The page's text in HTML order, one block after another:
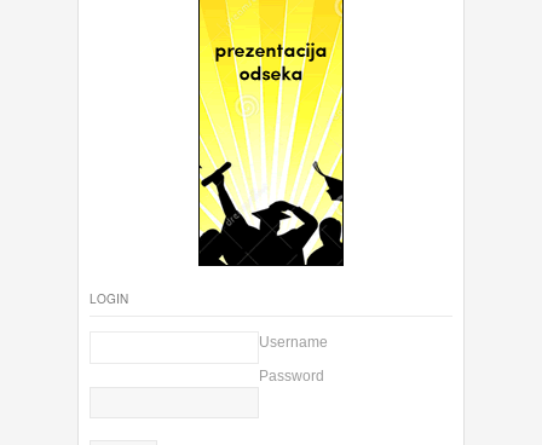
LOGIN
Username
Password